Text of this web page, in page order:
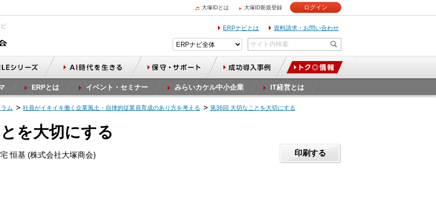
大塚IDとは 大塚ID新規登録 ログイン
ERPナビとは 資料請求・お問い合わせ
ERPとは イベント・セミナー みらいカケル中小企業 IT経営とは
ム 社員がイキイキ働く企業風土・自律的従業員育成のあり方を考える 第36回 大切なことを大切にする
を大切にする
恒基 (株式会社大塚商会) 印刷する